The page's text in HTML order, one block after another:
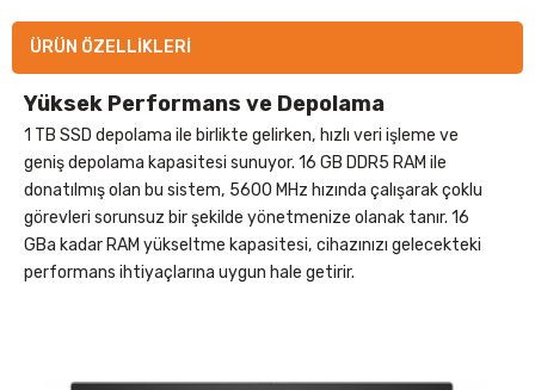
ÜRÜN ÖZELLIKLERI
Yüksek Performans ve Depolama
1 TB SSD depolama ile birlikte gelirken, hızlı veri işleme ve
geniş depolama kapasitesi sunuyor. 16 GB DDR5 RAM ile
donatılmış olan bu sistem, 5600 MHz hızında çalışarak çoklu
görevleri sorunsuz bir şekilde yönetmenize olanak tanır. 16
GBa kadar RAM yükseltme kapasitesi, cihazınızı gelecekteki
performans ihtiyaçlarına uygun hale getirir.